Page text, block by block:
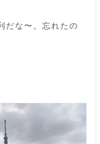
だな〜。忘れたの